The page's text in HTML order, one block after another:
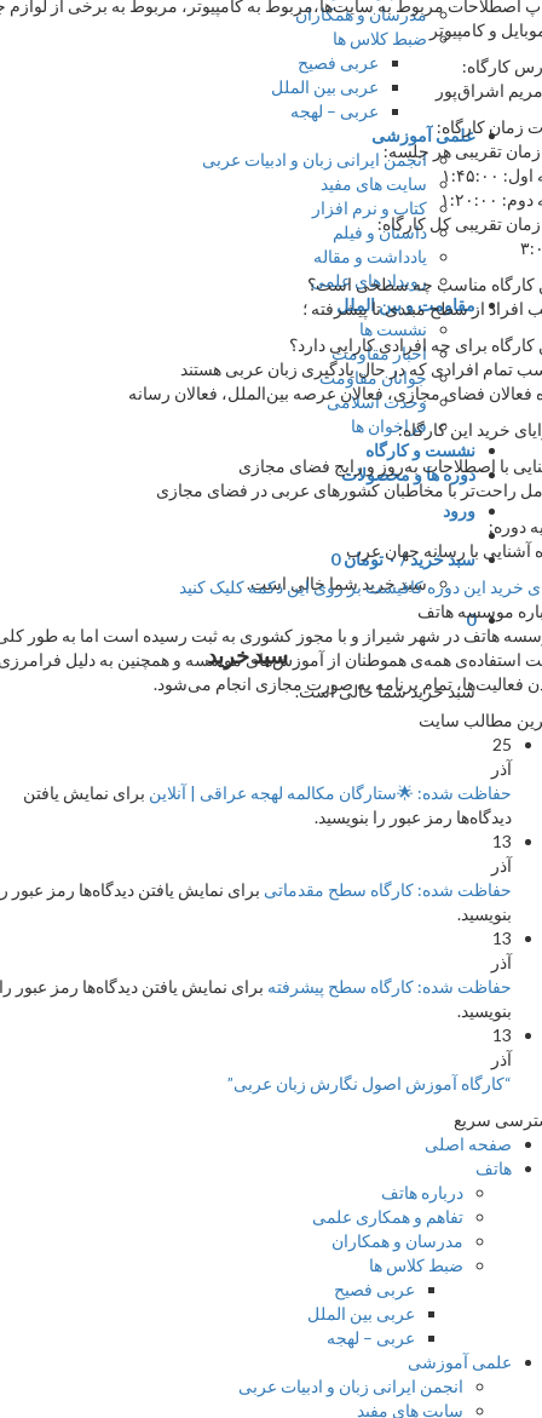
مدرسان و همکاران
ضبط کلاس ها
عربی فصیح
عربی بین الملل
عربی – لهجه
علمی آموزشی
انجمن ایرانی زبان و ادبیات عربی
سایت های مفید
کتاب و نرم افزار
داستان و فیلم
یادداشت و مقاله
رویداد های علمی
مقاومت و بین الملل
نشست ها
اخبار مقاومت
جوانان مقاومت
وحدت اسلامی
فراخوان ها
نشست و کارگاه
دوره ها و محصولات
ورود
سبد خرید /۰ تومان0
سبد خرید شما خالی است.
0
سبد خرید
سبد خرید شما خالی است.
مربوط به سایت‌ها،مربوط به کامپیوتر، مربوط به برخی از لوازم جانبی
کامپیوتر
کارگاه:
هر جلسه:
کل کارگاه:
مناسب چه سطحی است؟
از سطح مبتدی تا پیشرفته ؛
برای چه افرادی کارایی دارد؟
افرادی که در حال یادگیری زبان عربی هستند
فضای مجازی، فعالان عرصه بین‌الملل، فعالان رسانه
این کارگاه:
با رسانه جهان عرب
این دوره کافیست بر روی این دکمه کلیک کنید
هاتف
در شهر شیراز و با مجوز کشوری به ثبت رسیده است اما به طور کلی
همه‌ی هموطنان از آموزش‌های موسسه و همچنین به دلیل فرامرزی
تمام برنامه به صورت مجازی انجام می‌شود.
سایت
شده: 🌟ستارگان مکالمه لهجه عراقی | آنلاینبرای نمایش یافتن
رمز عبور را بنویسید.
شده: کارگاه سطح مقدماتیبرای نمایش یافتن دیدگاه‌ها رمز عبور را
شده: کارگاه سطح پیشرفتهبرای نمایش یافتن دیدگاه‌ها رمز عبور را
آموزش اصول نگارش زبان عربی”
سریع
اصلی
درباره هاتف
تفاهم و همکاری علمی
مدرسان و همکاران
ضبط کلاس ها
عربی فصیح
عربی بین الملل
عربی – لهجه
آموزشی
انجمن ایرانی زبان و ادبیات عربی
سایت های مفید